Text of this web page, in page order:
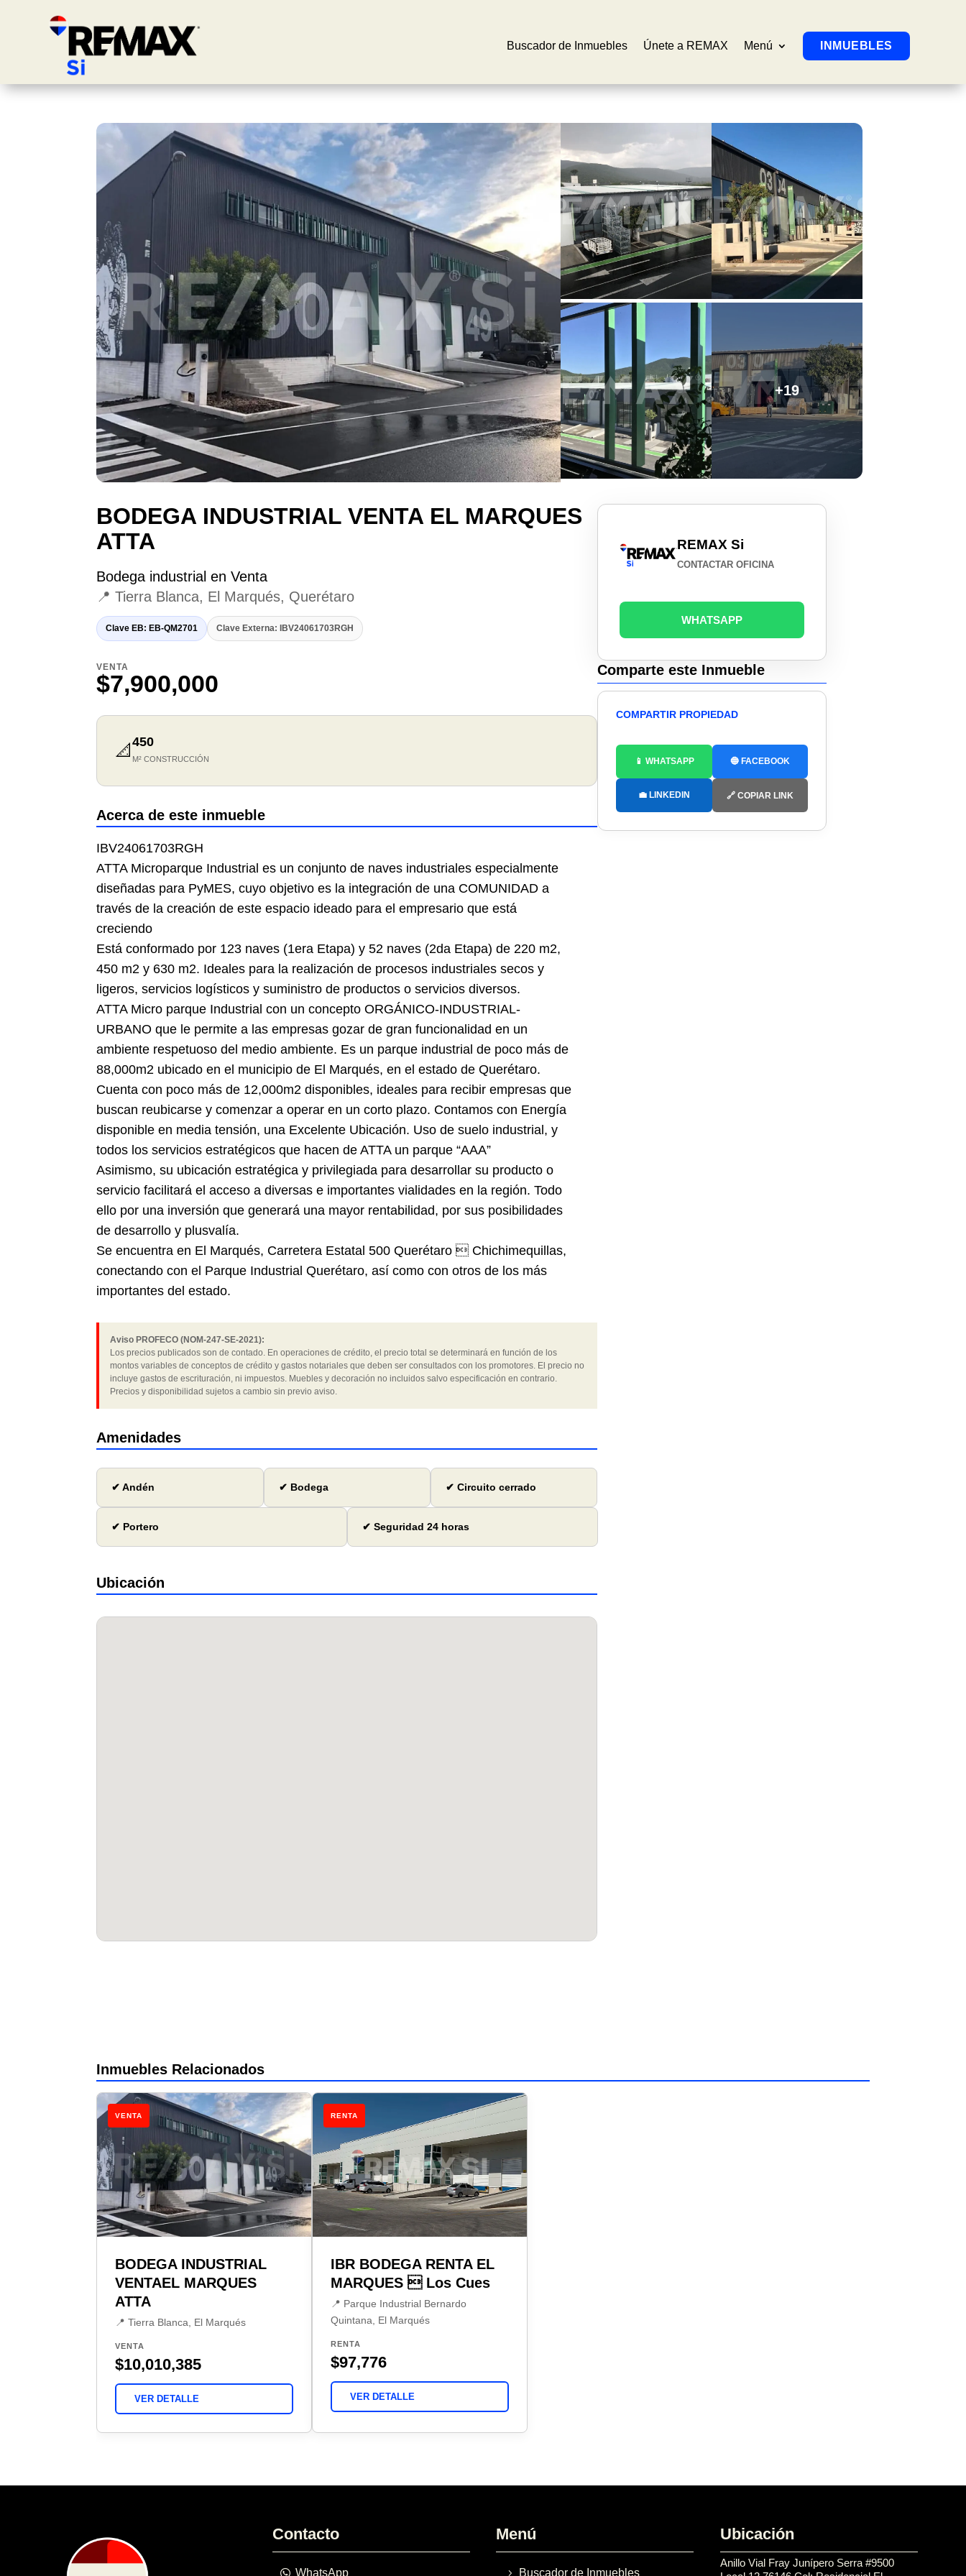
Buscador de Inmuebles Únete a REMAX Menú INMUEBLES
+19
BODEGA INDUSTRIAL VENTA EL MARQUES
ATTA
Bodega industrial en Venta
📍 Tierra Blanca, El Marqués, Querétaro
Clave EB: EB-QM2701 Clave Externa: IBV24061703RGH
VENTA
$7,900,000
📐450
M² CONSTRUCCIÓN
Acerca de este inmueble
IBV24061703RGH
ATTA Microparque Industrial es un conjunto de naves industriales especialmente
diseñadas para PyMES, cuyo objetivo es la integración de una COMUNIDAD a
través de la creación de este espacio ideado para el empresario que está
creciendo
Está conformado por 123 naves (1era Etapa) y 52 naves (2da Etapa) de 220 m2,
450 m2 y 630 m2. Ideales para la realización de procesos industriales secos y
ligeros, servicios logísticos y suministro de productos o servicios diversos.
ATTA Micro parque Industrial con un concepto ORGÁNICO-INDUSTRIAL-
URBANO que le permite a las empresas gozar de gran funcionalidad en un
ambiente respetuoso del medio ambiente. Es un parque industrial de poco más de
88,000m2 ubicado en el municipio de El Marqués, en el estado de Querétaro.
Cuenta con poco más de 12,000m2 disponibles, ideales para recibir empresas que
buscan reubicarse y comenzar a operar en un corto plazo. Contamos con Energía
disponible en media tensión, una Excelente Ubicación. Uso de suelo industrial, y
todos los servicios estratégicos que hacen de ATTA un parque “AAA”
Asimismo, su ubicación estratégica y privilegiada para desarrollar su producto o
servicio facilitará el acceso a diversas e importantes vialidades en la región. Todo
ello por una inversión que generará una mayor rentabilidad, por sus posibilidades
de desarrollo y plusvalía.
Se encuentra en El Marqués, Carretera Estatal 500 Querétaro  Chichimequillas,
conectando con el Parque Industrial Querétaro, así como con otros de los más
importantes del estado.
Aviso PROFECO (NOM-247-SE-2021):
Los precios publicados son de contado. En operaciones de crédito, el precio total se determinará en función de los
montos variables de conceptos de crédito y gastos notariales que deben ser consultados con los promotores. El precio no
incluye gastos de escrituración, ni impuestos. Muebles y decoración no incluidos salvo especificación en contrario.
Precios y disponibilidad sujetos a cambio sin previo aviso.
Amenidades
✔ Andén ✔ Bodega ✔ Circuito cerrado
✔ Portero ✔ Seguridad 24 horas
Ubicación
REMAX Si
CONTACTAR OFICINA
WHATSAPP
Comparte este Inmueble
COMPARTIR PROPIEDAD
📱 WHATSAPP 🔵 FACEBOOK
💼 LINKEDIN 🔗 COPIAR LINK
Inmuebles Relacionados
VENTA
BODEGA INDUSTRIAL
VENTAEL MARQUES
ATTA
📍 Tierra Blanca, El Marqués
VENTA
$10,010,385
VER DETALLE
RENTA
IBR BODEGA RENTA EL
MARQUES  Los Cues
📍 Parque Industrial Bernardo
Quintana, El Marqués
RENTA
$97,776
VER DETALLE
Contacto
WhatsApp
Menú
Buscador de Inmuebles
Ubicación
Anillo Vial Fray Junípero Serra #9500